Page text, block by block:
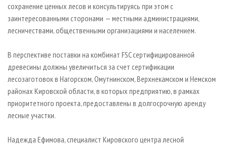
сохранение ценных лесов и консультируясь при этом с
заинтересованными сторонами — местными администрациями,
лесничествами, общественными организациями и населением.
В перспективе поставки на комбинат FSC сертифицированной
древесины должны увеличиться за счет сертификации
лесозаготовок в Нагорском, Омутнинском, Верхнекамском и Немском
районах Кировской области, в которых предприятию, в рамках
приоритетного проекта, предоставлены в долгосрочную аренду
лесные участки.
Надежда Ефимова, специалист Кировского центра лесной